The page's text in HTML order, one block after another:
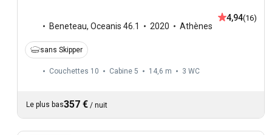
Beneteau, Oceanis 46.1 2020 Athènes
4,94(16)
sans Skipper
Couchettes 10 Cabine 5 14,6 m 3 WC
Le plus bas357 € / nuit